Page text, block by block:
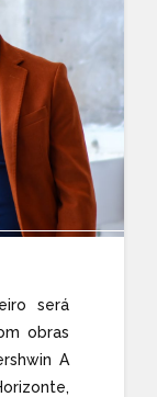
será
obras
A